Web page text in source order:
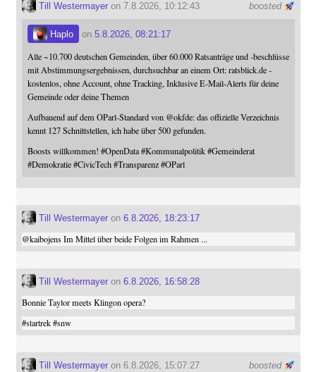
boosted
Till Westermayeron 7.8.2026, 10:12:43
Haplo on 5.8.2026, 08:21:17
Alle ~10.700 deutschen Gemeinden, über 60.000 Ratsanträge und -beschlüsse
mit Abstimmungsergebnissen, durchsuchbar an einem Ort: ratsblick.de -
kostenlos, ohne Account, ohne Tracking, Inklusive E-Mail-Alerts für deine
Gemeinde oder deine Themen
Aufbauend auf dem OParl-Standard von @okfde: das offizielle Verzeichnis
kennt 127 Schnittstellen, ich habe über 500 gefunden.
Boosts willkommen! #OpenData #Kommunalpolitik #Gemeinderat
#Demokratie #CivicTech #Transparenz #OParl
Till Westermayeron 6.8.2026, 18:23:17
@kaibojensIm Mittel über beide Folgen im Rahmen ...
Till Westermayeron 6.8.2026, 16:58:28
Bonnie Taylor meets Klingon opera?
#startrek #snw
boosted
Till Westermayeron 6.8.2026, 15:07:27